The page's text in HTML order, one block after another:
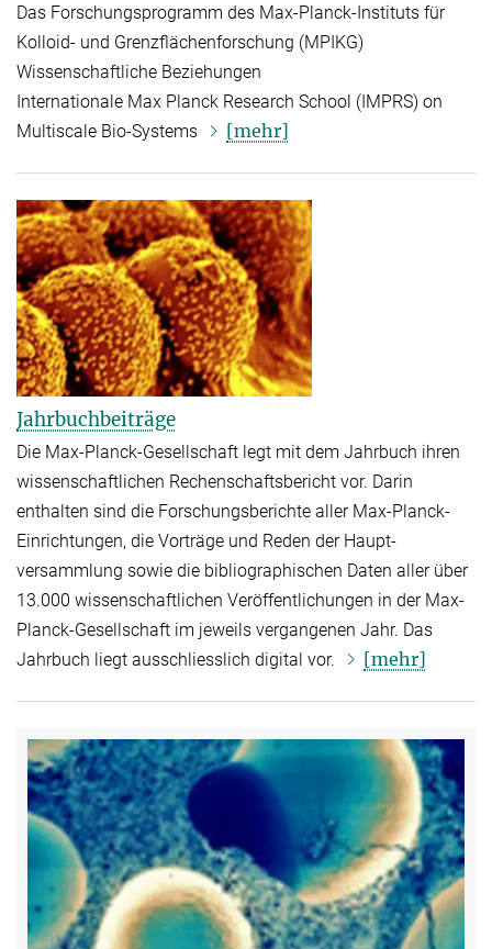
Das Forschungsprogramm des Max-Planck-Instituts für
Kolloid- und Grenzflächenforschung (MPIKG)
Wissenschaftliche Beziehungen
Internationale Max Planck Research School (IMPRS) on
Multiscale Bio-Systems
[mehr]
Jahrbuchbeiträge
Die Max-Planck-Gesellschaft legt mit dem Jahrbuch ihren
wissen­schaftlichen Rechen­schafts­bericht vor. Darin
enthalten sind die Forschungs­berichte aller Max-Planck-
Einrichtungen, die Vorträge und Reden der Haupt­
versammlung sowie die biblio­graphischen Daten aller über
13.000 wissenschaftlichen Ver­öffent­lichungen in der Max-
Planck-Gesellschaft im jeweils vergangenen Jahr. Das
Jahrbuch liegt ausschliesslich digital vor.
[mehr]